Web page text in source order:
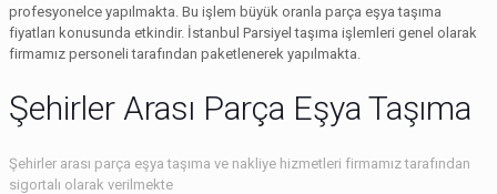
profesyonelce yapılmakta. Bu işlem büyük oranla parça eşya taşıma
fiyatları konusunda etkindir. İstanbul Parsiyel taşıma işlemleri genel olarak
firmamız personeli tarafından paketlenerek yapılmakta.
Şehirler Arası Parça Eşya Taşıma
Şehirler arası parça eşya taşıma ve nakliye hizmetleri firmamız tarafından
sigortalı olarak verilmekte